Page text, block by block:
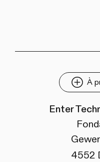
À
Enter
4552